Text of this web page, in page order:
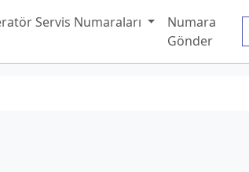
Servis Numaraları
Numara
Gönder